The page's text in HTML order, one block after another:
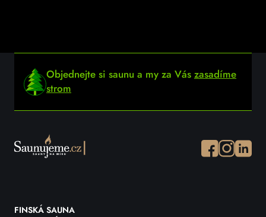
Objednejte si saunu a my za Vás zasadíme
strom
Facebook
Instagram
FINSKÁ SAUNA